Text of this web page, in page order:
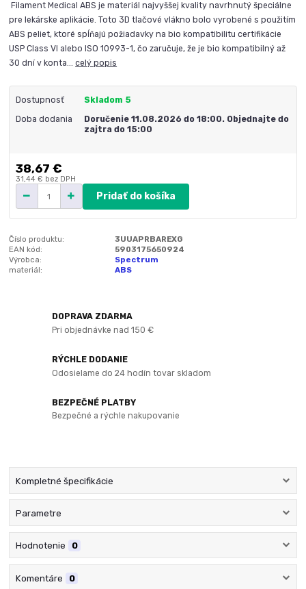
Filament Medical ABS je materiál najvyššej kvality navrhnutý špeciálne
pre lekárske aplikácie. Toto 3D tlačové vlákno bolo vyrobené s použitím
ABS peliet, ktoré spĺňajú požiadavky na bio kompatibilitu certifikácie
USP Class VI alebo ISO 10993-1, čo zaručuje, že je bio kompatibilný až
30 dní v konta...celý popis
Dostupnosť Skladom 5
Doba dodania
Doručenie 11.08.2026 do 18:00. Objednajte do
zajtra do 15:00
38,67 €
31,44 € bez DPH
Pridať do košíka
Číslo produktu:
3UUAPRBAREXG
EAN kód:
5903175650924
Výrobca:
Spectrum
materiál:
ABS
DOPRAVA ZDARMA
Pri objednávke nad 150 €
RÝCHLE DODANIE
Odosielame do 24 hodín tovar skladom
BEZPEČNÉ PLATBY
Bezpečné a rýchle nakupovanie
Kompletné špecifikácie
Parametre
Hodnotenie 0
Komentáre 0